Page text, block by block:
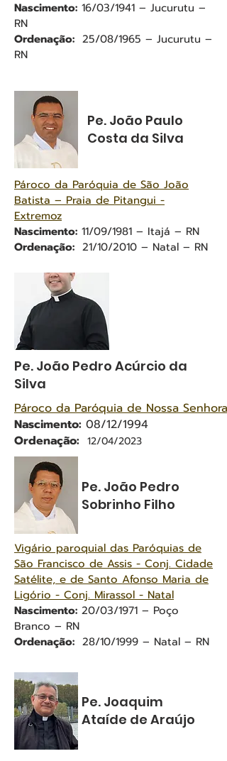
Nascimento: 16/03/1941 – Jucurutu –
RN
Ordenação: 25/08/1965 – Jucurutu –
RN
Pe. João Paulo
Costa da Silva
Pároco da Paróquia de São João
Batista – Praia de Pitangui -
Extremoz
Nascimento: 11/09/1981 – Itajá – RN
Ordenação: 21/10/2010 – Natal – RN
Pe. João Pedro Acúrcio da
Silva
Pároco da Paróquia de Nossa
Nascimento: 08/12/1994
Ordenação: 12/04/2023
Pe. João Pedro
Sobrinho Filho
Vigário paroquial das Paróquias de
São Francisco de Assis - Conj. Cidade
Satélite, e de Santo Afonso Maria de
Ligório - Conj. Mirassol - Natal
Nascimento: 20/03/1971 – Poço
Branco – RN
Ordenação: 28/10/1999 – Natal – RN
Pe. Joaquim
Ataíde de Araújo